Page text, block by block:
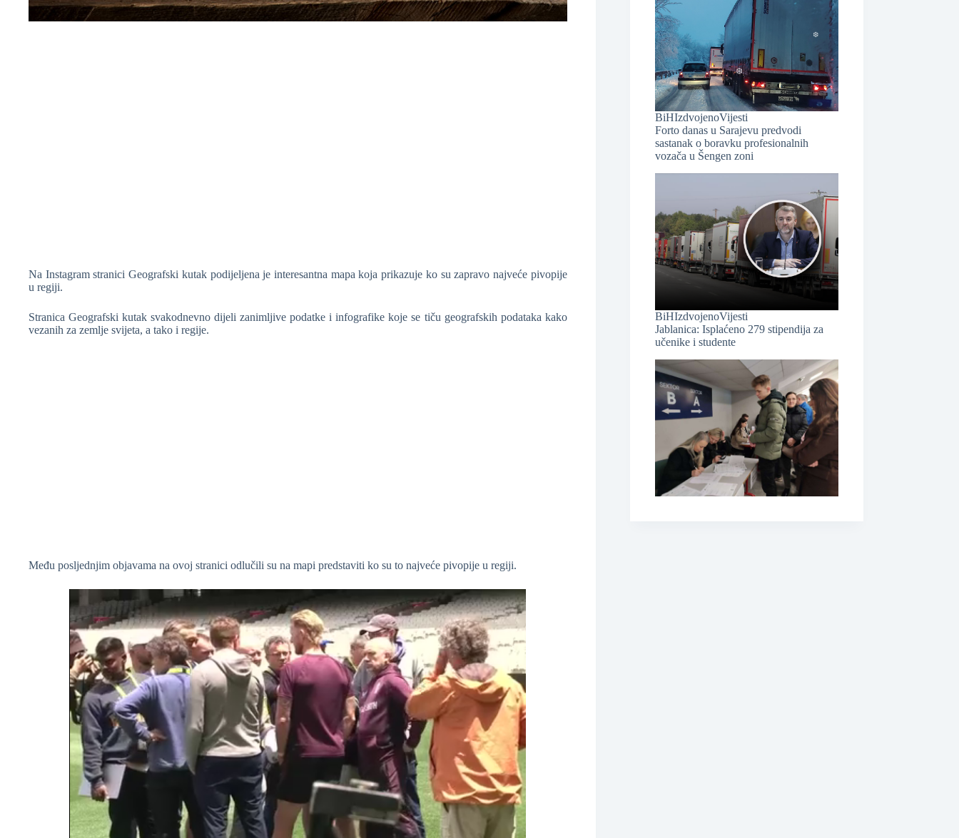
Na Instagram stranici Geografski kutak podijeljena je interesantna mapa koja prikazuje ko su zapravo najveće pivopije
u regiji.
Stranica Geografski kutak svakodnevno dijeli zanimljive podatke i infografike koje se tiču geografskih podataka kako
vezanih za zemlje svijeta, a tako i regije.
Među posljednjim objavama na ovoj stranici odlučili su na mapi predstaviti ko su to najveće pivopije u regiji.
BiHIzdvojenoVijesti
Forto danas u Sarajevu predvodi
sastanak o boravku profesionalnih
vozača u Šengen zoni
BiHIzdvojenoVijesti
Jablanica: Isplaćeno 279 stipendija za
učenike i studente
❆
❆
❆
❆